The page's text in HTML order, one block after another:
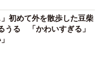
初めて外を散歩した豆柴
うる 「かわいすぎる」